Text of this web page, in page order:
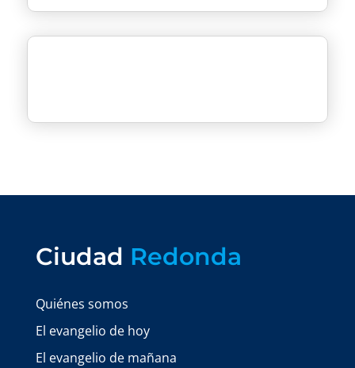
Ciudad Redonda
Quiénes somos
El evangelio de hoy
El evangelio de mañana